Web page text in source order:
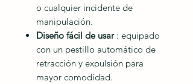
o cualquier incidente de
manipulación.
Diseño fácil de usar: equipado
con un pestillo automático de
retracción y expulsión para
mayor comodidad.